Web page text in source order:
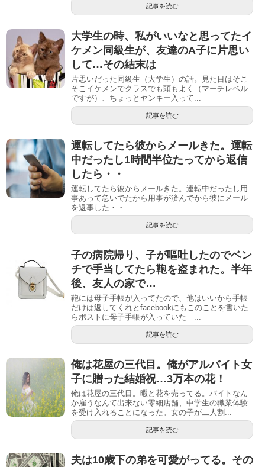
記事を読む
大学生の時、私がいいなと思ってたイ
ケメン同級生が、友達のA子に片思い
して…その結末は
片思いだった同級生（大学生）の話。見た目はそこ
そこイケメンでクラスでも頭もよく（マーチレベル
ですが）、ちょっとヤンキー入って...
記事を読む
運転してたら彼からメールきた。運転
中だったし1時間半位たってから返信
したら・・
運転してたら彼からメールきた。運転中だったし用
事あって急いでたから用事が済んでから彼にメール
を返事した・・
記事を読む
子の病院帰り、子が嘔吐したのでベン
チで手当してたら鞄を盗まれた。半年
後、友人の家で…
鞄には母子手帳が入ってたので、他はいいから手帳
だけは返してくれとfacebookにもこのことを書いた
らポストに母子手帳が入っていた ...
記事を読む
俺は花屋の三代目。俺がアルバイト女
子に贈った結婚祝…3万本の花！
俺は花屋の三代目。暇と花を売ってる。バイトなん
か雇うなんて出来ない零細店舗、中学生の職業体験
を受け入れることになった。女の子が二人割...
記事を読む
夫は10歳下の弟を可愛がってる。その